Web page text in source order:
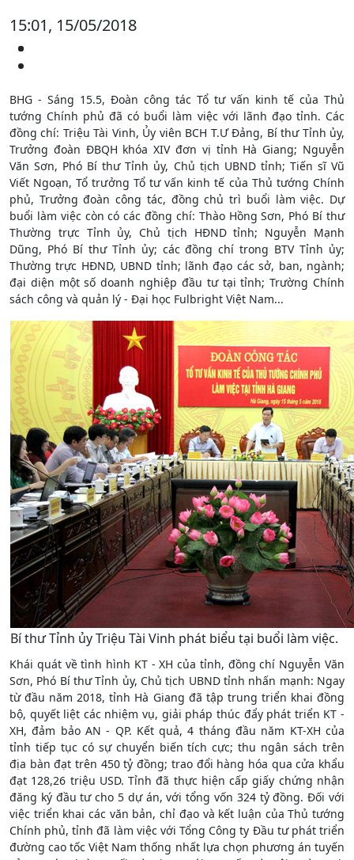
15:01, 15/05/2018
BHG - Sáng 15.5, Đoàn công tác Tổ tư vấn kinh tế của Thủ
tướng Chính phủ đã có buổi làm việc với lãnh đạo tỉnh. Các
đồng chí: Triệu Tài Vinh, Ủy viên BCH T.Ư Đảng, Bí thư Tỉnh ủy,
Trưởng đoàn ĐBQH khóa XIV đơn vị tỉnh Hà Giang; Nguyễn
Văn Sơn, Phó Bí thư Tỉnh ủy, Chủ tịch UBND tỉnh; Tiến sĩ Vũ
Viết Ngoạn, Tổ trưởng Tổ tư vấn kinh tế của Thủ tướng Chính
phủ, Trưởng đoàn công tác, đồng chủ trì buổi làm việc. Dự
buổi làm việc còn có các đồng chí: Thào Hồng Sơn, Phó Bí thư
Thường trực Tỉnh ủy, Chủ tịch HĐND tỉnh; Nguyễn Mạnh
Dũng, Phó Bí thư Tỉnh ủy; các đồng chí trong BTV Tỉnh ủy;
Thường trực HĐND, UBND tỉnh; lãnh đạo các sở, ban, ngành;
đại diện một số doanh nghiệp đầu tư tại tỉnh; Trường Chính
sách công và quản lý - Đại học Fulbright Việt Nam...
Bí thư Tỉnh ủy Triệu Tài Vinh phát biểu tại buổi làm việc.
Khái quát về tình hình KT - XH của tỉnh, đồng chí Nguyễn Văn
Sơn, Phó Bí thư Tỉnh ủy, Chủ tịch UBND tỉnh nhấn mạnh: Ngay
từ đầu năm 2018, tỉnh Hà Giang đã tập trung triển khai đồng
bộ, quyết liệt các nhiệm vụ, giải pháp thúc đẩy phát triển KT -
XH, đảm bảo AN - QP. Kết quả, 4 tháng đầu năm KT-XH của
tỉnh tiếp tục có sự chuyển biến tích cực; thu ngân sách trên
địa bàn đạt trên 450 tỷ đồng; trao đổi hàng hóa qua cửa khẩu
đạt 128,26 triệu USD. Tỉnh đã thực hiện cấp giấy chứng nhận
đăng ký đầu tư cho 5 dự án, với tổng vốn 324 tỷ đồng. Đối với
việc triển khai các văn bản, chỉ đạo và kết luận của Thủ tướng
Chính phủ, tỉnh đã làm việc với Tổng Công ty Đầu tư phát triển
đường cao tốc Việt Nam thống nhất lựa chọn phương án tuyến